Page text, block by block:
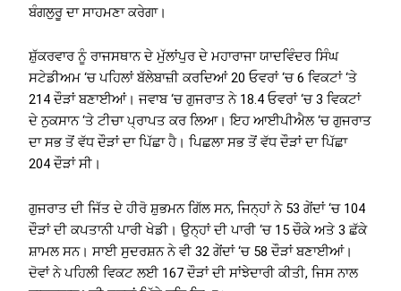
ਬੰਗਲੁਰੂ ਦਾ ਸਾਹਮਣਾ ਕਰੇਗਾ।
ਸ਼ੁੱਕਰਵਾਰ ਨੂੰ ਰਾਜਸਥਾਨ ਦੇ ਮੁੱਲਾਂਪੁਰ ਦੇ ਮਹਾਰਾਜਾ ਯਾਦਵਿੰਦਰ ਸਿੰਘ
ਸਟੇਡੀਅਮ ‘ਚ ਪਹਿਲਾਂ ਬੱਲੇਬਾਜ਼ੀ ਕਰਦਿਆਂ 20 ਓਵਰਾਂ ‘ਚ 6 ਵਿਕਟਾਂ ‘ਤੇ
214 ਦੌੜਾਂ ਬਣਾਈਆਂ। ਜਵਾਬ ‘ਚ ਗੁਜਰਾਤ ਨੇ 18.4 ਓਵਰਾਂ ‘ਚ 3 ਵਿਕਟਾਂ
ਦੇ ਨੁਕਸਾਨ ‘ਤੇ ਟੀਚਾ ਪ੍ਰਾਪਤ ਕਰ ਲਿਆ। ਇਹ ਆਈਪੀਐਲ ‘ਚ ਗੁਜਰਾਤ
ਦਾ ਸਭ ਤੋਂ ਵੱਧ ਦੌੜਾਂ ਦਾ ਪਿੱਛਾ ਹੈ। ਪਿਛਲਾ ਸਭ ਤੋਂ ਵੱਧ ਦੌੜਾਂ ਦਾ ਪਿੱਛਾ
204 ਦੌੜਾਂ ਸੀ।
ਗੁਜਰਾਤ ਦੀ ਜਿੱਤ ਦੇ ਹੀਰੋ ਸ਼ੁਭਮਨ ਗਿੱਲ ਸਨ, ਜਿਨ੍ਹਾਂ ਨੇ 53 ਗੇਂਦਾਂ ‘ਚ 104
ਦੌੜਾਂ ਦੀ ਕਪਤਾਨੀ ਪਾਰੀ ਖੇਡੀ। ਉਨ੍ਹਾਂ ਦੀ ਪਾਰੀ ‘ਚ 15 ਚੌਕੇ ਅਤੇ 3 ਛੱਕੇ
ਸ਼ਾਮਲ ਸਨ। ਸਾਈ ਸੁਦਰਸ਼ਨ ਨੇ ਵੀ 32 ਗੇਂਦਾਂ ‘ਚ 58 ਦੌੜਾਂ ਬਣਾਈਆਂ।
ਦੋਵਾਂ ਨੇ ਪਹਿਲੀ ਵਿਕਟ ਲਈ 167 ਦੌੜਾਂ ਦੀ ਸਾਂਝੇਦਾਰੀ ਕੀਤੀ, ਜਿਸ ਨਾਲ